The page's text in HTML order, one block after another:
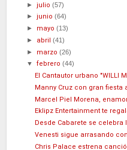
►julio(57)
►junio(64)
► mayo(13)
► abril(41)
► marzo(26)
▼febrero(44)
El Cantautor urbano "WILLI
Manny Cruz con gran fiesta
Marcel Piel Morena,
Eklipz Entertainment te
Desde Cabarete se celebra
Venesti sigue arrasando
Chris Palace estrena